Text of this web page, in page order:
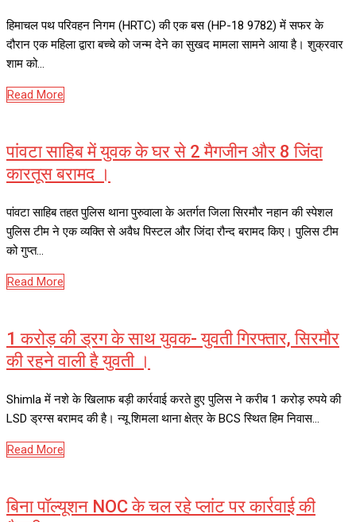
हिमाचल पथ परिवहन निगम (HRTC) की एक बस (HP-18 9782) में सफर के
दौरान एक महिला द्वारा बच्चे को जन्म देने का सुखद मामला सामने आया है। शुक्रवार
शाम को…
Read More
पांवटा साहिब में युवक के घर से 2 मैगजीन और 8 जिंदा
कारतूस बरामद ।
पांवटा साहिब तहत पुलिस थाना पुरुवाला के अतर्गत जिला सिरमौर नहान की स्पेशल
पुलिस टीम ने एक व्यक्ति से अवैध पिस्टल और जिंदा रौन्द बरामद किए। पुलिस टीम
को गुप्त…
Read More
1 करोड़ की ड्रग के साथ युवक- युवती गिरफ्तार, सिरमौर
की रहने वाली है युवती ।
Shimla में नशे के खिलाफ बड़ी कार्रवाई करते हुए पुलिस ने करीब 1 करोड़ रुपये की
LSD ड्रग्स बरामद की है। न्यू शिमला थाना क्षेत्र के BCS स्थित हिम निवास…
Read More
बिना पॉल्यूशन NOC के चल रहे प्लांट पर कार्रवाई की